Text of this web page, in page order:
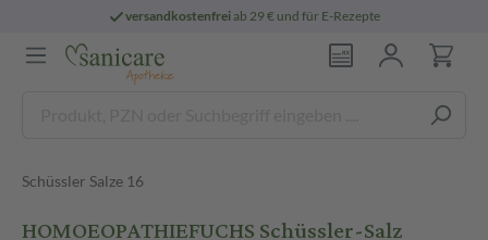
versandkostenfreiab 29 € und für E-Rezepte
Schüssler Salze 16
HOMOEOPATHIEFUCHS Schüssler-Salz